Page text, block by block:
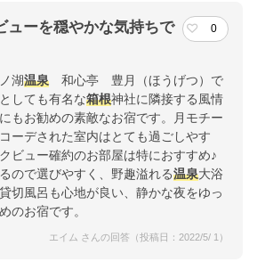
ューを穏やかな気持ちで
0
湖温泉 和心亭 豊月（ほうげつ）で
しても有名な箱根神社に隣接する風情
もお勧めの素敵なお宿です。月モチー
ーデされた室内はとても過ごしやす
ビュー確約のお部屋は特におすすめ♪
ので選びやすく、野趣溢れる温泉大浴
切風呂も心地が良い、静かな夜をゆっ
のお宿です。
エイム さんの回答（投稿日：2022/5/ 1）